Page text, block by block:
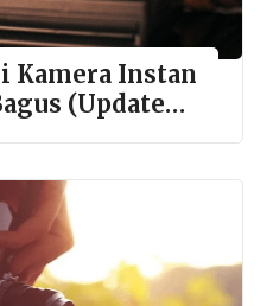
Kamera Instan
(Update